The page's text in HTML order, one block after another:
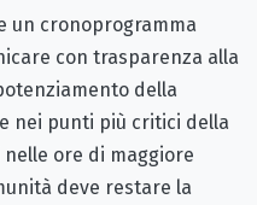
un cronoprogramma
con trasparenza alla
della
nei punti più critici della
ore di maggiore
deve restare la